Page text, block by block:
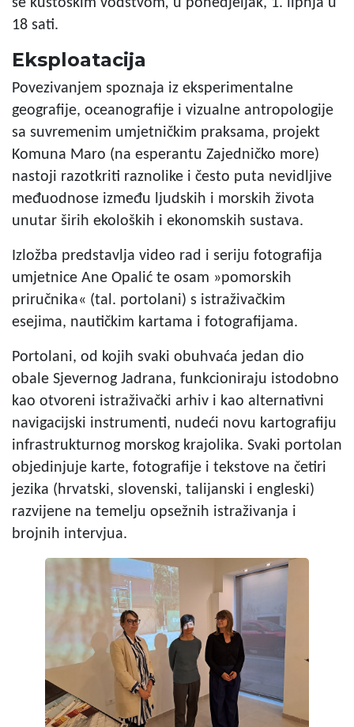
18 sati.
Eksploatacija
Povezivanjem spoznaja iz eksperimentalne
geografije, oceanografije i vizualne antropologije
sa suvremenim umjetničkim praksama, projekt
Komuna Maro (na esperantu Zajedničko more)
nastoji razotkriti raznolike i često puta nevidljive
međuodnose između ljudskih i morskih života
unutar širih ekoloških i ekonomskih sustava.
Izložba predstavlja video rad i seriju fotografija
umjetnice Ane Opalić te osam »pomorskih
priručnika« (tal. portolani) s istraživačkim
esejima, nautičkim kartama i fotografijama.
Portolani, od kojih svaki obuhvaća jedan dio
obale Sjevernog Jadrana, funkcioniraju istodobno
kao otvoreni istraživački arhiv i kao alternativni
navigacijski instrumenti, nudeći novu kartografiju
infrastrukturnog morskog krajolika. Svaki portolan
objedinjuje karte, fotografije i tekstove na četiri
jezika (hrvatski, slovenski, talijanski i engleski)
razvijene na temelju opsežnih istraživanja i
brojnih intervjua.